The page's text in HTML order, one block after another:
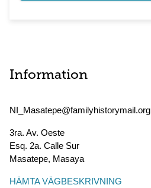
Information
NI_Masatepe@familyhistorymail.org
3ra. Av. Oeste
Esq. 2a. Calle Sur
Masatepe, Masaya
HÄMTA VÄGBESKRIVNING